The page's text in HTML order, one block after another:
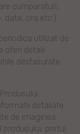
cumparaturi,
data, ora etc.)
utilizat de
oferi detalii
desfasurate
detaliate
de imaginea
produsului, pretul